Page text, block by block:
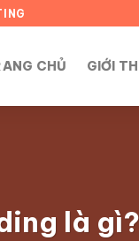
CHỦ GIỚI
là